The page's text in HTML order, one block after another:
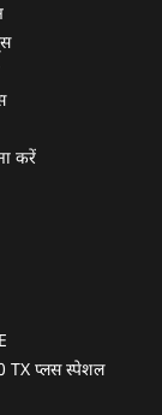
करें
TX प्लस स्पेशल